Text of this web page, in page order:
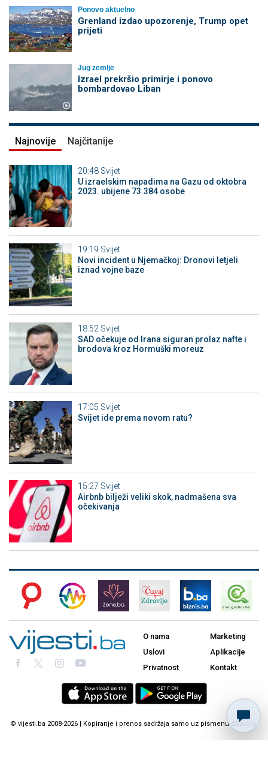
Ponovo aktuelno
Grenland izdao upozorenje, Trump opet
prijeti
Jug zemlje
Izrael prekršio primirje i ponovo
bombardovao Liban
Najnovije Najčitanije
20:48 Svijet
U izraelskim napadima na Gazu od oktobra
2023. ubijene 73.384 osobe
19:19 Svijet
Novi incident u Njemačkoj: Dronovi letjeli
iznad vojne baze
18:52 Svijet
SAD očekuje od Irana siguran prolaz nafte i
brodova kroz Hormuški moreuz
17:05 Svijet
Svijet ide prema novom ratu?
15:27 Svijet
Airbnb bilježi veliki skok, nadmašena sva
očekivanja
O nama
Uslovi
Privatnost
Marketing
Aplikacije
Kontakt
© vijesti.ba 2008-2026 | Kopiranje i prenos sadržaja samo uz pismenu dozvolu.